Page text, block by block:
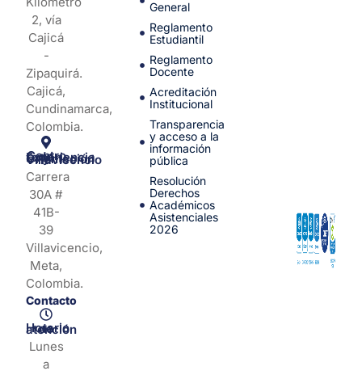
2, vía
Cajicá
-
Zipaquirá.
Cajicá,
Cundinamarca,
Colombia.
Centro de Experiencia y Orientación Villavicencio
Carrera
30A #
41B-
39
Villavicencio,
Meta,
Colombia.
Contacto
Horario de atención
Lunes
a
General
Reglamento
Estudiantil
Reglamento
Docente
Acreditación
Institucional
Transparencia
y acceso a la
información
pública
Resolución
Derechos
Académicos
Asistenciales
2026